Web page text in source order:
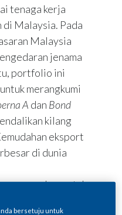
tenaga kerja
Malaysia. Pada
Malaysia
jenama
portfolio ini
merangkumi
A dan Bond
kilang
eksport
di dunia
untuk
bersetuju untuk